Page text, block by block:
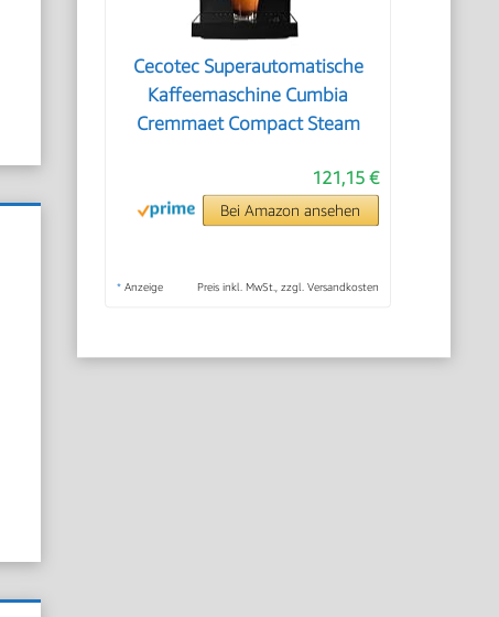
Cecotec Superautomatische
Kaffeemaschine Cumbia
Cremmaet Compact Steam
121,15 €
Bei Amazon ansehen
* Anzeige Preis inkl. MwSt., zzgl. Versandkosten